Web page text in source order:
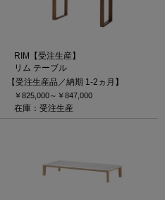
RIM【受注生産】
リム テーブル
【受注生産品／納期 1-2ヵ月】
￥825,000～ ￥847,000
在庫：受注生産